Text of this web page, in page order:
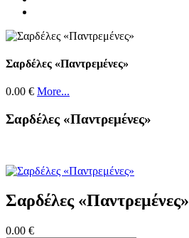
Σαρδέλες «Παντρεμένες»
0.00 € More...
Σαρδέλες «Παντρεμένες»
Σαρδέλες «Παντρεμένες»
0.00 €